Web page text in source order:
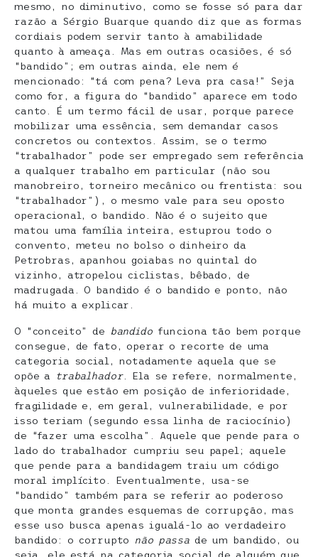
mesmo, no diminutivo, como se fosse só para dar
razão a Sérgio Buarque quando diz que as formas
cordiais podem servir tanto à amabilidade
quanto à ameaça. Mas em outras ocasiões, é só
“bandido”; em outras ainda, ele nem é
mencionado: “tá com pena? Leva pra casa!” Seja
como for, a figura do “bandido” aparece em todo
canto. É um termo fácil de usar, porque parece
mobilizar uma essência, sem demandar casos
concretos ou contextos. Assim, se o termo
“trabalhador” pode ser empregado sem referência
a qualquer trabalho em particular (não sou
manobreiro, torneiro mecânico ou frentista: sou
“trabalhador”), o mesmo vale para seu oposto
operacional, o bandido. Não é o sujeito que
matou uma família inteira, estuprou todo o
convento, meteu no bolso o dinheiro da
Petrobras, apanhou goiabas no quintal do
vizinho, atropelou ciclistas, bêbado, de
madrugada. O bandido é o bandido e ponto, não
há muito a explicar.
O “conceito” de bandidofunciona tão bem porque
consegue, de fato, operar o recorte de uma
categoria social, notadamente aquela que se
opõe a
trabalhador. Ela se refere, normalmente,
àqueles que estão em posição de inferioridade,
fragilidade e, em geral, vulnerabilidade, e por
isso teriam (segundo essa linha de raciocínio)
de “fazer uma escolha”. Aquele que pende para o
lado do trabalhador cumpriu seu papel; aquele
que pende para a bandidagem traiu um código
moral implícito. Eventualmente, usa-se
“bandido” também para se referir ao poderoso
que monta grandes esquemas de corrupção, mas
esse uso busca apenas igualá-lo ao verdadeiro
bandido: o corrupto
não passade um bandido, ou